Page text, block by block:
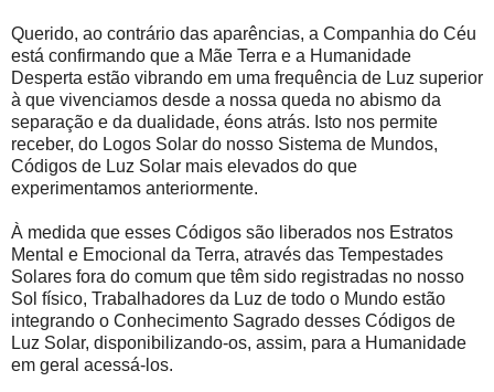
Querido, ao contrário das aparências, a Companhia do Céu
está confirmando que a Mãe Terra e a Humanidade
Desperta estão vibrando em uma frequência de Luz superior
à que vivenciamos desde a nossa queda no abismo da
separação e da dualidade, éons atrás. Isto nos permite
receber, do Logos Solar do nosso Sistema de Mundos,
Códigos de Luz Solar mais elevados do que
experimentamos anteriormente.
À medida que esses Códigos são liberados nos Estratos
Mental e Emocional da Terra, através das Tempestades
Solares fora do comum que têm sido registradas no nosso
Sol físico, Trabalhadores da Luz de todo o Mundo estão
integrando o Conhecimento Sagrado desses Códigos de
Luz Solar, disponibilizando-os, assim, para a Humanidade
em geral acessá-los.